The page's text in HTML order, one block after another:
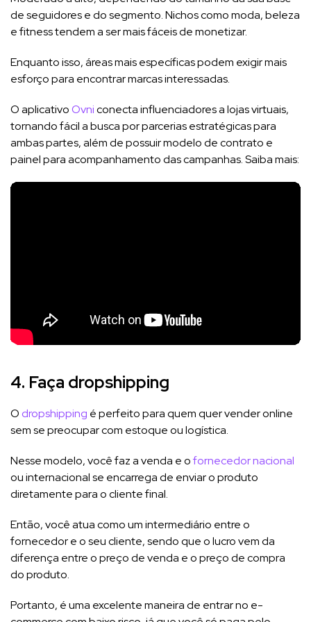
de seguidores e do segmento. Nichos como moda, beleza
e fitness tendem a ser mais fáceis de monetizar.
Enquanto isso, áreas mais específicas podem exigir mais
esforço para encontrar marcas interessadas.
O aplicativoOvniconecta influenciadores a lojas virtuais,
tornando fácil a busca por parcerias estratégicas para
ambas partes, além de possuir modelo de contrato e
painel para acompanhamento das campanhas. Saiba mais:
4. Faça dropshipping
O dropshipping é perfeito para quem quer vender online
sem se preocupar com estoque ou logística.
Nesse modelo, você faz a venda e ofornecedor nacional
ou internacional se encarrega de enviar o produto
diretamente para o cliente final.
Então, você atua como um intermediário entre o
fornecedor e o seu cliente, sendo que o lucro vem da
diferença entre o preço de venda e o preço de compra
do produto.
Portanto, é uma excelente maneira de entrar no e-